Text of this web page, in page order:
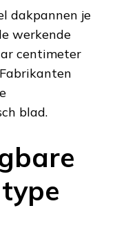
dakpannen je
werkende
centimeter
blad.